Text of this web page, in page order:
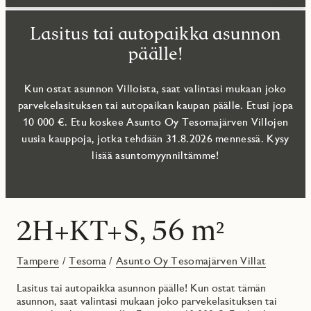
Lasitus tai autopaikka asunnon
päälle!
Kun ostat asunnon Villoista, saat valintasi mukaan joko
parvekelasituksen tai autopaikan kaupan päälle. Etusi jopa
10 000 €. Etu koskee Asunto Oy Tesomajärven Villojen
uusia kauppoja, jotka tehdään 31.8.2026 mennessä. Kysy
lisää asuntomyynniltämme!
2H+KT+S, 56 m²
Tampere /Tesoma /Asunto Oy Tesomajärven Villat
Lasitus tai autopaikka asunnon päälle! Kun ostat tämän
asunnon, saat valintasi mukaan joko parvekelasituksen tai